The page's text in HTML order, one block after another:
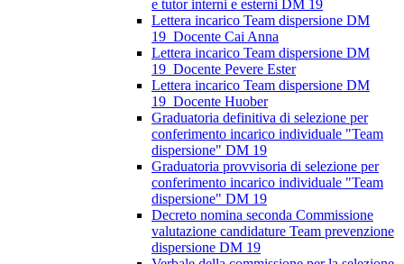
e tutor interni e esterni DM 19
Lettera incarico Team dispersione DM
19_Docente Cai Anna
Lettera incarico Team dispersione DM
19_Docente Pevere Ester
Lettera incarico Team dispersione DM
19_Docente Huober
Graduatoria definitiva di selezione per
conferimento incarico individuale "Team
dispersione" DM 19
Graduatoria provvisoria di selezione per
conferimento incarico individuale "Team
dispersione" DM 19
Decreto nomina seconda Commissione
valutazione candidature Team prevenzione
dispersione DM 19